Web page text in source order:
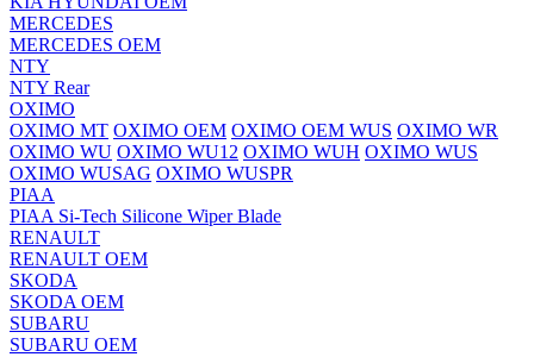
MERCEDES
MERCEDES OEM
NTY
NTY Rear
OXIMO
OXIMO MT OXIMO OEM OXIMO OEM WUS OXIMO WR
OXIMO WU OXIMO WU12 OXIMO WUH OXIMO WUS
OXIMO WUSAG OXIMO WUSPR
PIAA
PIAA Si-Tech Silicone Wiper Blade
RENAULT
RENAULT OEM
SKODA
SKODA OEM
SUBARU
SUBARU OEM